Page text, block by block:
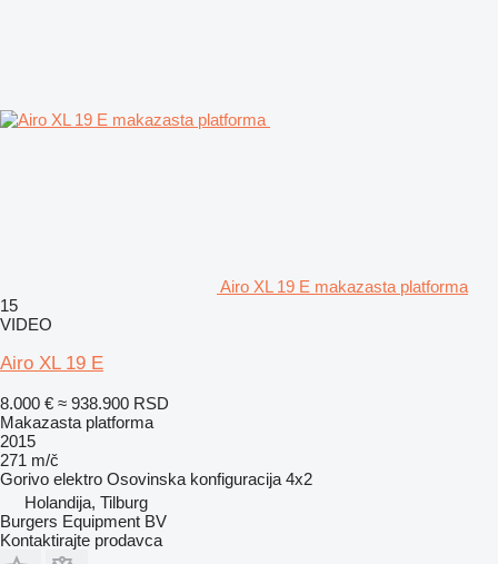
Airo XL 19 E makazasta platforma
15
VIDEO
Airo XL 19 E
8.000 € ≈ 938.900 RSD
Makazasta platforma
2015
271 m/č
Gorivo elektro Osovinska konfiguracija 4x2
Holandija, Tilburg
Burgers Equipment BV
Kontaktirajte prodavca